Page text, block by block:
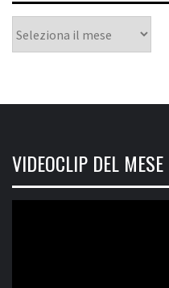
VIDEOCLIP DEL MESE